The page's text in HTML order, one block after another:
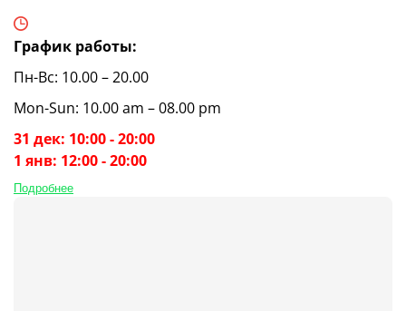
График работы:
Пн-Вс: 10.00 – 20.00
Mon-Sun: 10.00 am – 08.00 pm
31 дек: 10:00 - 20:00
1 янв: 12:00 - 20:00
Подробнее